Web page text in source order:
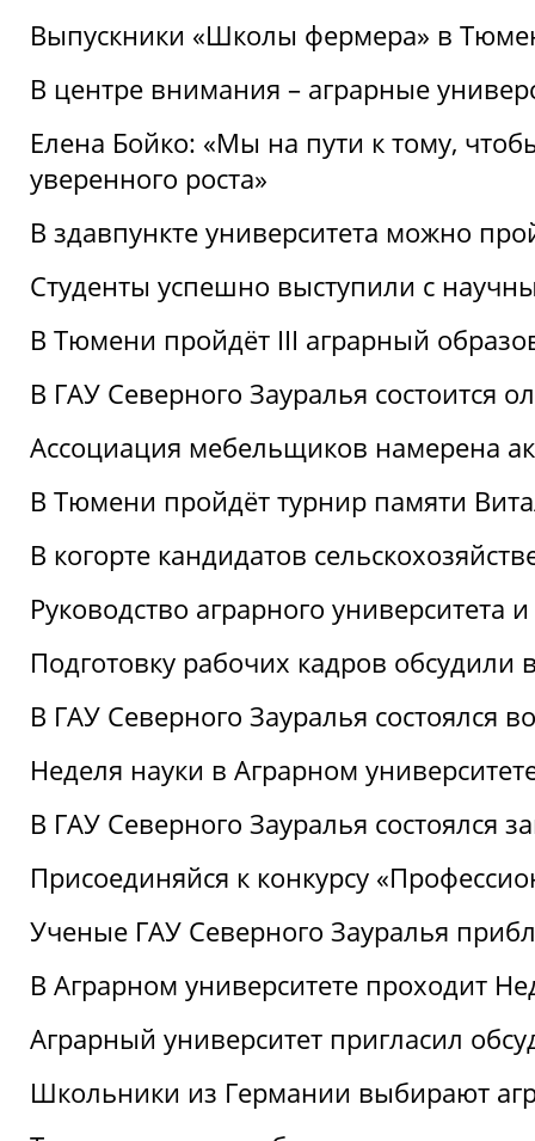
Выпускники «Школы фермера» в
В центре внимания – аграрные
Елена Бойко: «Мы на пути к тому,
уверенного роста»
В здавпункте университета можно
Студенты успешно выступили с
В Тюмени пройдёт III аграрный
В ГАУ Северного Зауралья состоится
Ассоциация мебельщиков намерена
В Тюмени пройдёт турнир памяти
В когорте кандидатов
Руководство аграрного
Подготовку рабочих кадров
В ГАУ Северного Зауралья состоялся
Неделя науки в Аграрном
В ГАУ Северного Зауралья
Присоединяйся к конкурсу
Ученые ГАУ Северного Зауралья
В Аграрном университете проходит
Аграрный университет пригласил
Школьники из Германии выбирают